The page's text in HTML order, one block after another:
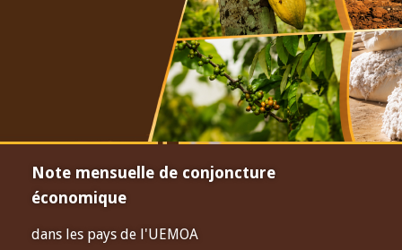
Note mensuelle de conjoncture
économique
dans les pays de l'UEMOA